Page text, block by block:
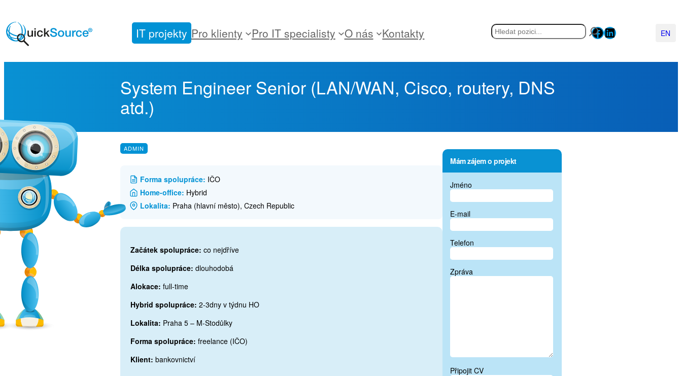
na
obsah
IT projekty Pro klienty Pro IT specialisty O nás Kontakty Hledat Facebook
LinkedIn
English
System Engineer Senior (LAN/WAN, Cisco, routery, DNS
atd.)
ADMIN
Forma spolupráce: IČO
Home-office: Hybrid
Lokalita: Praha (hlavní město), Czech Republic
Začátek spolupráce: co nejdříve
Délka spolupráce: dlouhodobá
Alokace: full-time
Hybrid spolupráce: 2-3dny v týdnu HO
Lokalita: Praha 5 – M-Stodůlky
Forma spolupráce: freelance (IČO)
Klient: bankovnictví
Mám zájem o projekt
Jméno
E-mail
Telefon
Zpráva
Připojit CV